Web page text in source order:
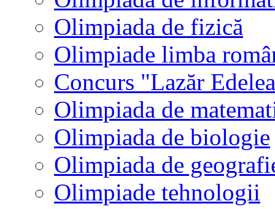
Olimpiada de fizică
Olimpiade limba
Concurs "Lazăr
Olimpiada de
Olimpiada de biologie
Olimpiada de
Olimpiade tehnologii